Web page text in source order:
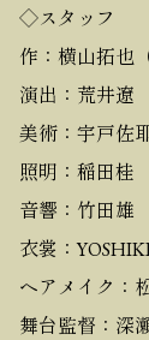
◇スタッフ
作：横山拓也
演出：荒井遼
美術：宇戸佐
照明：稲田桂
音響：竹田雄
衣裳：
ヘアメイク：
舞台監督：深